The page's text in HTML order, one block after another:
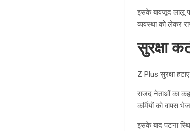
इसके बावजूद लालू
व्यवस्था को लेकर
सुरक्षा
Z Plus सुरक्षा
राजद नेताओं का
कर्मियों को वापस
इसके बाद पटना